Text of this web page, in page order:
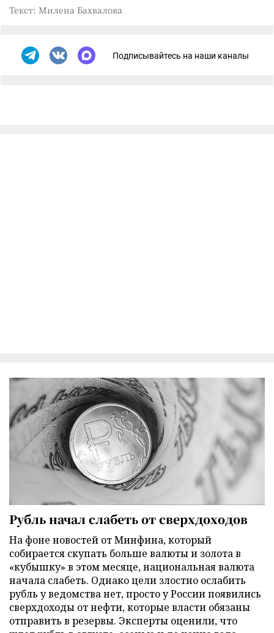
Текст: Милена Бахвалова
Подписывайтесь на наши каналы
Рубль начал слабеть от сверхдоходов
На фоне новостей от Минфина, который
собирается скупать больше валюты и золота в
«кубышку» в этом месяце, национальная валюта
начала слабеть. Однако цели злостно ослабить
рубль у ведомства нет, просто у России появились
сверхдоходы от нефти, которые власти обязаны
отправить в резервы. Эксперты оценили, что